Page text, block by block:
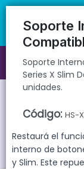
Soporte Interno
Soporte
Soporte
Series X Slim
unidades.
Código: HS-
Restaurá el
interno de
y Slim. Este
directa | 📦
CÓMO COMPRAR
QUIÉNES SOMOS
GARANTIAS